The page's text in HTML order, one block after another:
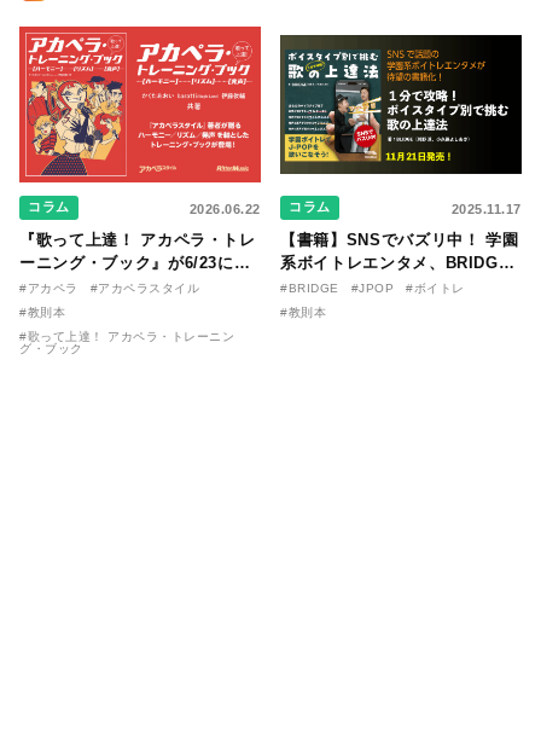
コラム 2026.06.22
『歌って上達！ アカペラ・トレ
ーニング・ブック』が6/23に発
売！ 課題曲音源・音取り用アプ
リを公開。
#アカペラ
#アカペラスタイル
#教則本
#歌って上達！ アカペラ・トレーニン
グ・ブック
コラム 2025.11.17
【書籍】SNSでバズリ中！ 学園
系ボイトレエンタメ、BRIDGE
が届ける教則本『１分で攻略！
ボイスタイプ別で挑む歌の上達
#BRIDGE #JPOP
#ボイトレ
#教則本